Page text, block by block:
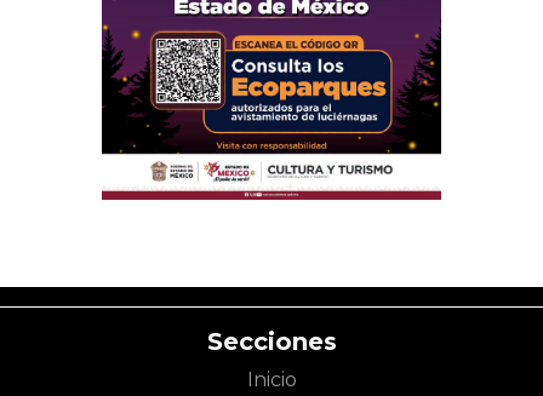
Secciones
Inicio